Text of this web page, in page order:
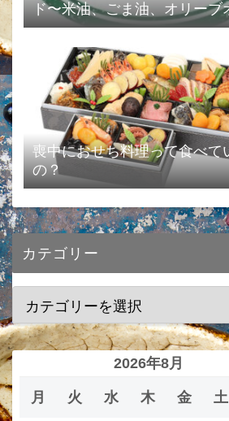
ド〜米油、ごま油、オリーブ
ルの選び方を紹介します❗️〜
喪中におせち料理って食べて
の？
カテゴリー
2026年8月
月 火 水 木 金 土